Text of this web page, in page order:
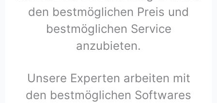
den bestmöglichen Preis und
bestmöglichen Service
anzubieten.
Unsere Experten arbeiten mit
den bestmöglichen Softwares